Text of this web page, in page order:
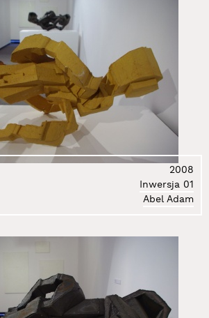
2008
Inwersja 01
Abel Adam